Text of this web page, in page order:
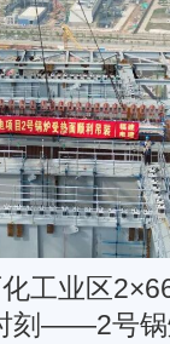
工业区
刻——2号